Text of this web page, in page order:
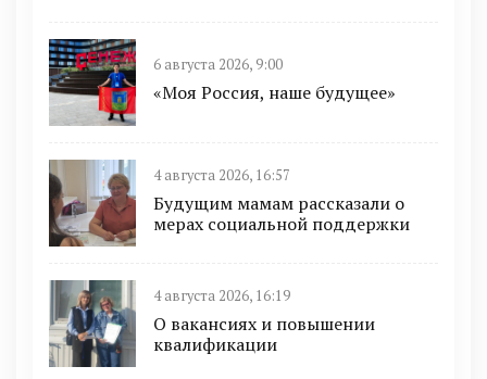
6 августа 2026, 9:00
«Моя Россия, наше будущее»
4 августа 2026, 16:57
Будущим мамам рассказали о
мерах социальной поддержки
4 августа 2026, 16:19
О вакансиях и повышении
квалификации